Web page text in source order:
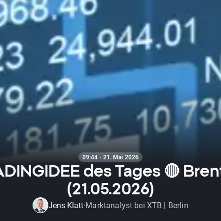
09:44 · 21. Mai 2026
des Tages 🔴
(21.05.2026)
Jens Klatt·Marktanalyst bei XTB | Berlin